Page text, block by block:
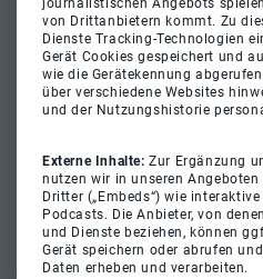
journalistischen Angebots
von Drittanbietern kommt. Zu
Dienste Tracking-Technologien
Gerät Cookies gespeichert und
wie die Gerätekennung
über verschiedene Websites
und der Nutzungshistorie
Externe Inhalte:Zur Ergänzung
nutzen wir in unseren
Dritter („Embeds“) wie
Podcasts. Die Anbieter, von
und Dienste beziehen, können
Gerät speichern oder abrufen
Daten erheben und verarbeiten.